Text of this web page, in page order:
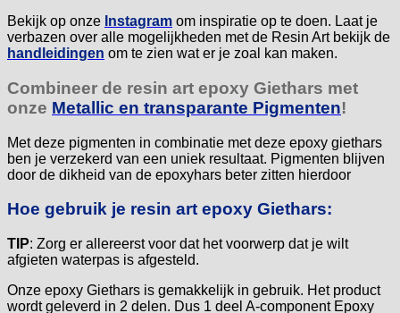
Bekijk op onze Instagram om inspiratie op te doen. Laat je
verbazen over alle mogelijkheden met de Resin Art bekijk de
handleidingen om te zien wat er je zoal kan maken.
Combineer de resin art epoxy Giethars met
onze Metallic en transparante Pigmenten!
Met deze pigmenten in combinatie met deze epoxy giethars
ben je verzekerd van een uniek resultaat. Pigmenten blijven
door de dikheid van de epoxyhars beter zitten hierdoor
Hoe gebruik je resin art epoxy Giethars:
TIP: Zorg er allereerst voor dat het voorwerp dat je wilt
afgieten waterpas is afgesteld.
Onze epoxy Giethars is gemakkelijk in gebruik. Het product
wordt geleverd in 2 delen. Dus 1 deel A-component Epoxy